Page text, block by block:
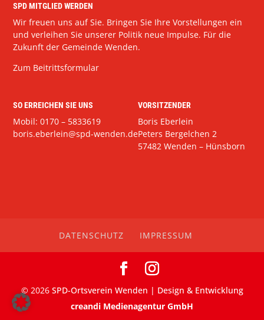
SPD MITGLIED WERDEN
Wir freuen uns auf Sie. Bringen Sie Ihre Vorstellungen ein
und verleihen Sie unserer Politik neue Impulse. Für die
Zukunft der Gemeinde Wenden.
Zum Beitrittsformular
SO ERREICHEN SIE UNS
Mobil: 0170 – 5833619
boris.eberlein@spd-wenden.de
VORSITZENDER
Boris Eberlein
Peters Bergelchen 2
57482 Wenden – Hünsborn
DATENSCHUTZ IMPRESSUM
© 2026SPD-Ortsverein Wenden | Design & Entwicklung
creandi Medienagentur GmbH